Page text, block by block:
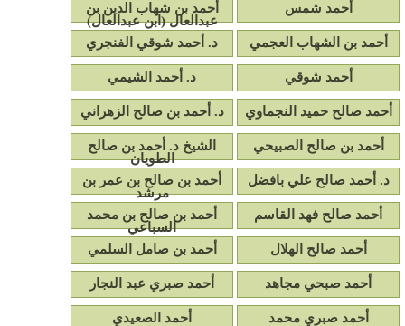
أحمد شمس
أحمد بن شهاب الدين بن
عبدالعال (ابن عبدالعال)
أحمد بن الشهاب العجمي
د. أحمد شوقي الفنجري
أحمد شوقي د. أحمد الشيمي
أحمد صالح حميد النجماوي د. أحمد بن صالح الزهراني
أحمد بن صالح الصبيحي
الشيخ د. أحمد بن صالح
الطويان
د. أحمد صالح علي بافضل
أحمد بن صالح بن عمر بن
مرشد
أحمد صالح فهد القاسم
أحمد بن صالح بن محمد
السباعي
أحمد صالح الهلال
أحمد بن صامل السلمي
أحمد صبحي مجاهد أحمد صبري عبد النجار
أحمد صبري محمد أحمد الصعيدي